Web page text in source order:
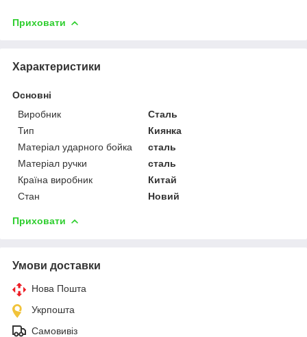
Приховати
Характеристики
Основні
Виробник
Сталь
Тип
Киянка
Матеріал ударного бойка
сталь
Матеріал ручки
сталь
Країна виробник
Китай
Стан
Новий
Приховати
Умови доставки
Нова Пошта
Укрпошта
Самовивіз